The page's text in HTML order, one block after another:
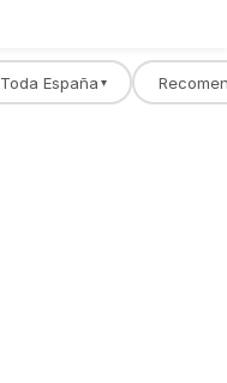
Toda España ▾